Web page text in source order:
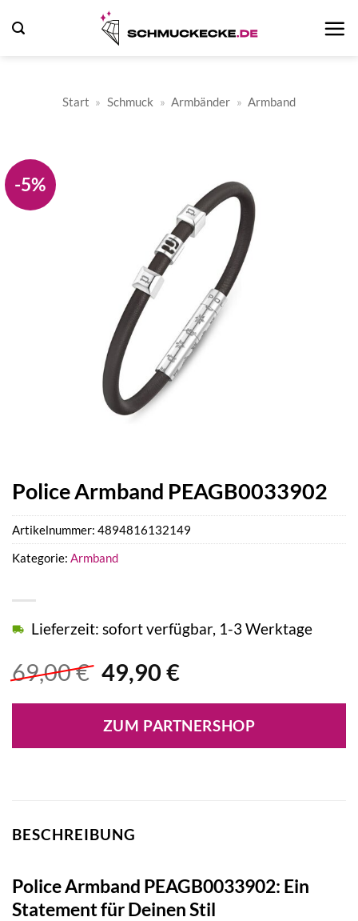
Inhalt
Start » Schmuck » Armbänder » Armband
-5%
Police Armband PEAGB0033902
69,00€ Ursprünglicher
war:
69,00 €
49,90 €Aktueller
ist:
49,90 €.
Lieferzeit: sofort verfügbar, 1-3 Werktage
ZUM PARTNERSHOP
Artikelnummer: 4894816132149
Kategorie: Armband
BESCHREIBUNG
Police Armband PEAGB0033902: Ein
Statement für Deinen Stil